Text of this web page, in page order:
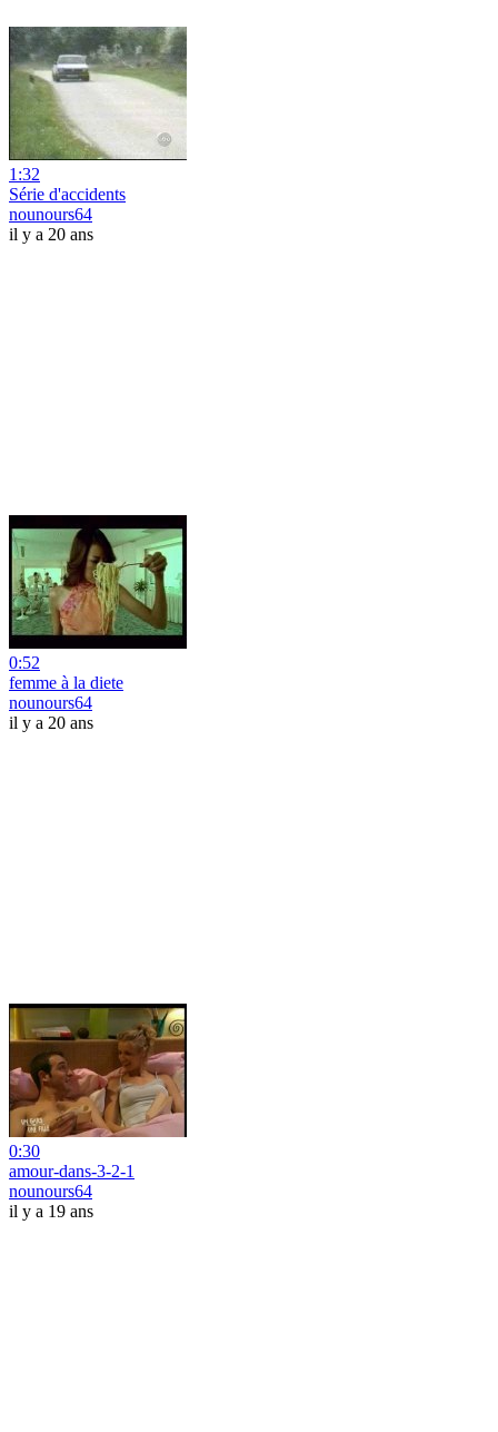
1:32
Série d'accidents
nounours64
il y a 20 ans
0:52
femme à la diete
nounours64
il y a 20 ans
0:30
amour-dans-3-2-1
nounours64
il y a 19 ans